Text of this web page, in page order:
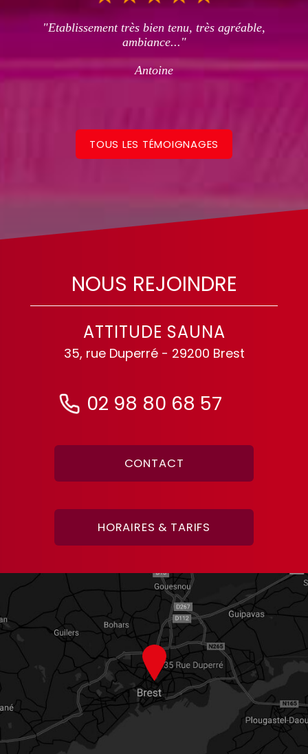
"Etablissement très bien tenu, très agréable,
ambiance..."
Antoine
TOUS LES TÉMOIGNAGES
NOUS REJOINDRE
ATTITUDE SAUNA
35, rue Duperré - 29200 Brest
02 98 80 68 57
CONTACT
HORAIRES & TARIFS